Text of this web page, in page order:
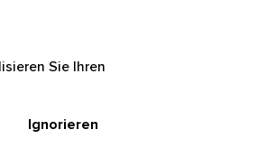
Sie Ihren
Ignorieren